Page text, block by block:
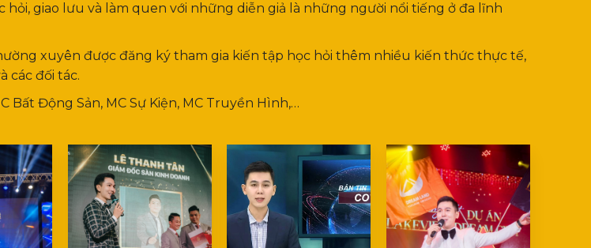
hỏi, giao lưu và làm quen với những diễn giả là những người nổi tiếng ở đa lĩnh
xuyên được đăng ký tham gia kiến tập học hỏi thêm nhiều kiến thức thực tế,
các đối tác.
Bất Động Sản, MC Sự Kiện, MC Truyền Hình,…